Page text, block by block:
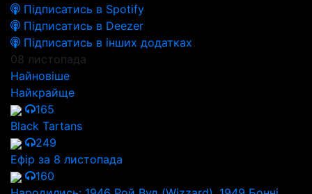
Підписатись в Spotify
Підписатись в Deezer
Підписатись в інших додатках
08 листопада
Найновіше
Найкрайще
165
Black Tartans
249
Ефір за 8 листопада
160